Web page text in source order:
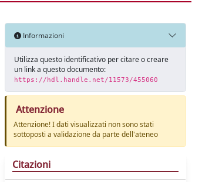
Informazioni
Utilizza questo identificativo per citare o creare
un link a questo documento:
https://hdl.handle.net/11573/455060
Attenzione
Attenzione! I dati visualizzati non sono stati
sottoposti a validazione da parte dell'ateneo
Citazioni